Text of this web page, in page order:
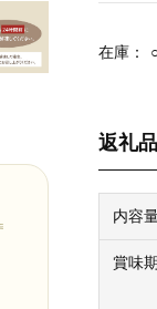
在庫：
返礼
内容
賞味